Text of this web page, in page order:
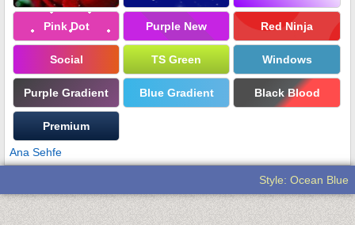
Pink Dot Purple New Red Ninja
Social TS Green Windows
Purple Gradient Blue Gradient Black Blood
Premium
Ana Sehfe
Style: Ocean Blue